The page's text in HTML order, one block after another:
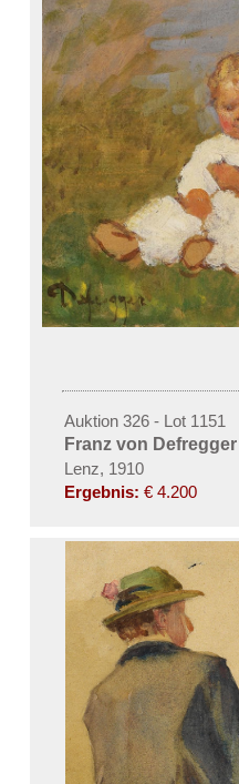
Auktion 326 - Lot 1151
Franz von Defregger
Lenz, 1910
Ergebnis: € 4.200